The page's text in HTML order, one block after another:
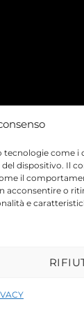
tecnologie come i
dispositivo. Il
il
acconsentire o
e